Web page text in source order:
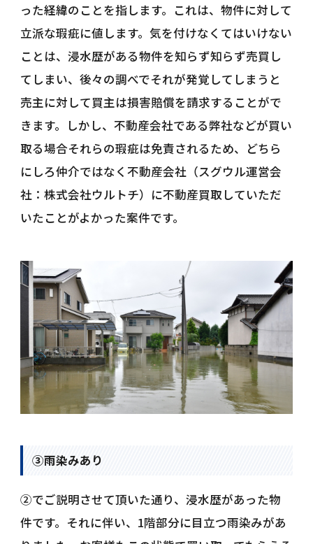
った経緯のことを指します。これは、物件に対して
立派な瑕疵に値します。気を付けなくてはいけない
ことは、浸水歴がある物件を知らず知らず売買し
てしまい、後々の調べでそれが発覚してしまうと
売主に対して買主は損害賠償を請求することがで
きます。しかし、不動産会社である弊社などが買い
取る場合それらの瑕疵は免責されるため、どちら
にしろ仲介ではなく不動産会社（スグウル運営会
社：株式会社ウルトチ）に不動産買取していただ
いたことがよかった案件です。
③雨染みあり
②でご説明させて頂いた通り、浸水歴があった物
件です。それに伴い、1階部分に目立つ雨染みがあ